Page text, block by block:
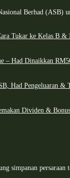
Berhad (ASB)
Tukar ke Kelas B &
– Had Dinaikkan
Had Pengeluaran &
Dividen &
simpanan persaraan